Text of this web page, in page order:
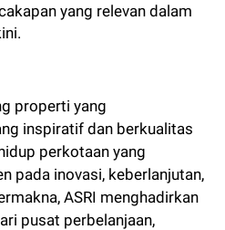
yang relevan dalam
properti yang
inspiratif dan berkualitas
perkotaan yang
pada inovasi, keberlanjutan,
ASRI menghadirkan
pusat perbelanjaan,